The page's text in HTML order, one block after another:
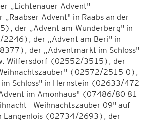
„Lichtenauer Advent"
Advent" in Raabs an der
der „Advent am Wunderberg" in
der „Advent am Beri" in
der „Adventmarkt im Schloss"
Wilfersdorf (02552/3515), der
(02572/2515-0),
Schloss" in Hernstein (02633/472
im Amonhaus" (07486/80 81
- Weihnachtszauber 09" auf
Langenlois (02734/2693), der